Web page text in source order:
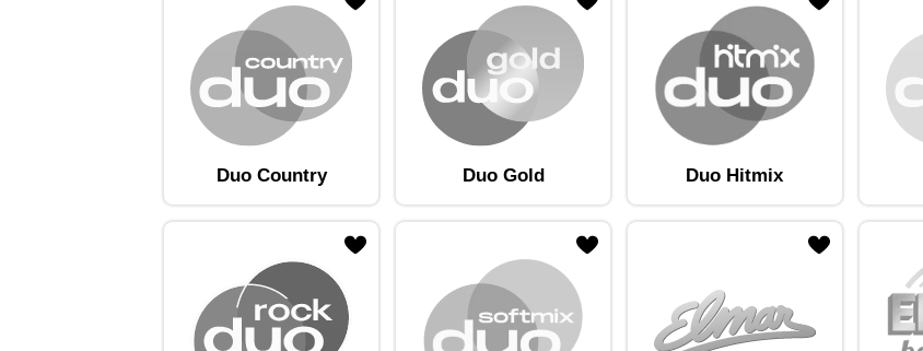
Duo Country Duo Gold Duo Hitmix
Lisa raadiojaam lemmikute hulkaLisa raadiojaam lemmikute hulkaLisa raadiojaam lemmikute hulka